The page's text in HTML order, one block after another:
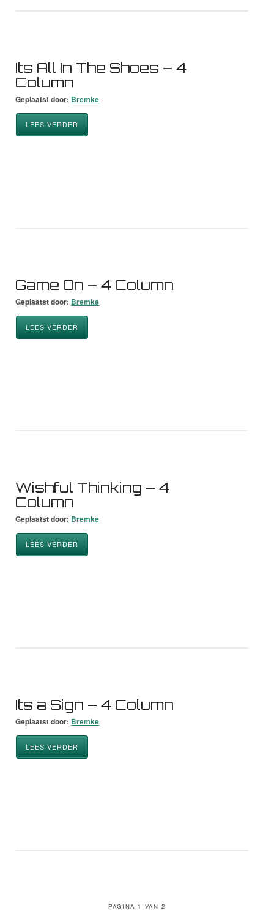
Its All In The Shoes – 4
Column
Geplaatst door: Bremke
LEES VERDER
Game On – 4 Column
Geplaatst door: Bremke
LEES VERDER
Wishful Thinking – 4
Column
Geplaatst door: Bremke
LEES VERDER
Its a Sign – 4 Column
Geplaatst door: Bremke
LEES VERDER
PAGINA 1 VAN 2